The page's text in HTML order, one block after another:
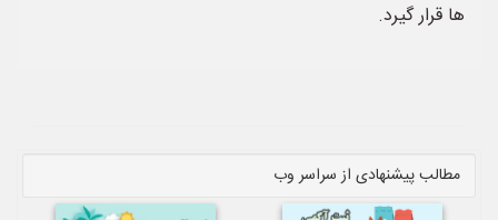
ها قرار گیرد.
مطالب پیشنهادی از سراسر وب